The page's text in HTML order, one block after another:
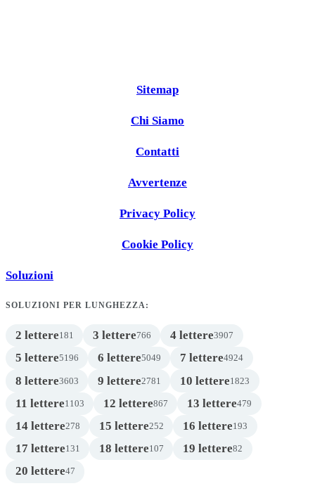
Sitemap
Chi Siamo
Contatti
Avvertenze
Privacy Policy
Cookie Policy
Soluzioni
SOLUZIONI PER LUNGHEZZA:
2 lettere181 3 lettere766 4 lettere3907
5 lettere5196 6 lettere5049 7 lettere4924
8 lettere3603 9 lettere2781 10 lettere1823
11 lettere1103 12 lettere867 13 lettere479
14 lettere278 15 lettere252 16 lettere193
17 lettere131 18 lettere107 19 lettere82
20 lettere47